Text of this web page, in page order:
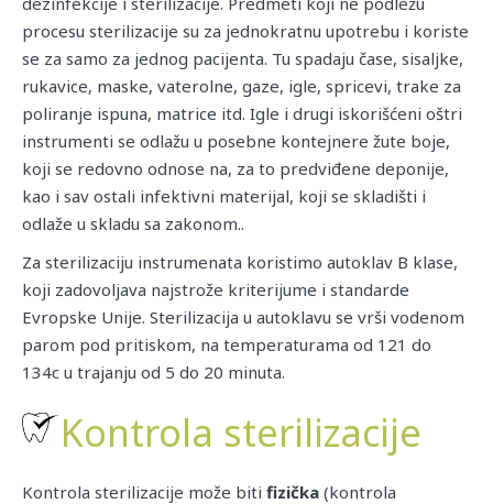
procesu sterilizacije su za jednokratnu upotrebu i koriste
se za samo za jednog pacijenta. Tu spadaju čase, sisaljke,
rukavice, maske, vaterolne, gaze, igle, spricevi, trake za
poliranje ispuna, matrice itd. Igle i drugi iskorišćeni oštri
instrumenti se odlažu u posebne kontejnere žute boje,
koji se redovno odnose na, za to predviđene deponije,
kao i sav ostali infektivni materijal, koji se skladišti i
odlaže u skladu sa zakonom..
Za sterilizaciju instrumenata koristimo autoklav B klase,
koji zadovoljava najstrože kriterijume i standarde
Evropske Unije. Sterilizacija u autoklavu se vrši vodenom
parom pod pritiskom, na temperaturama od 121 do
134c u trajanju od 5 do 20 minuta.
Kontrola sterilizacije
Kontrola sterilizacije može biti fizička (kontrola